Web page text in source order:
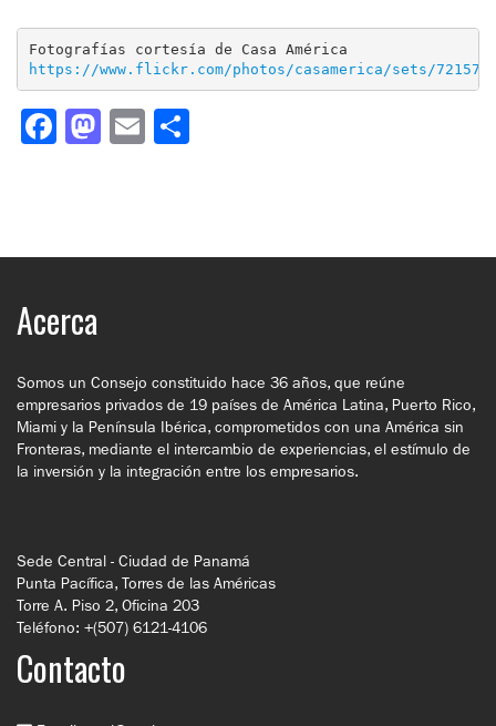
https://www.flickr.com/photos/casamerica/sets/
Facebook
Mastodon
Email
Acerca
Somos un Consejo constituido hace 36 años, que reúne
empresarios privados de 19 países de América Latina, Puerto Rico,
Miami y la Península Ibérica, comprometidos con una América sin
Fronteras, mediante el intercambio de experiencias, el estímulo de
la inversión y la integración entre los empresarios.
Sede Central - Ciudad de Panamá
Punta Pacífica, Torres de las Américas
Torre A. Piso 2, Oficina 203
Teléfono: +(507) 6121-4106
Contacto